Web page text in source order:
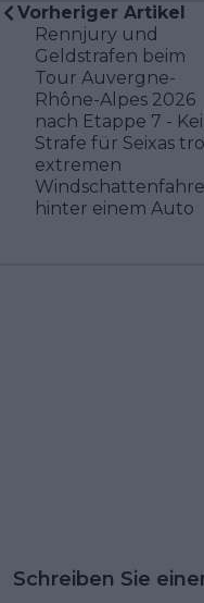
Vorheriger Artikel
Rennjury und
Geldstrafen beim
Tour Auvergne-
Rhône-Alpes 2026
nach Etappe 7 -
Strafe für Seixas
extremen
hinter einem Auto
Schreiben Sie